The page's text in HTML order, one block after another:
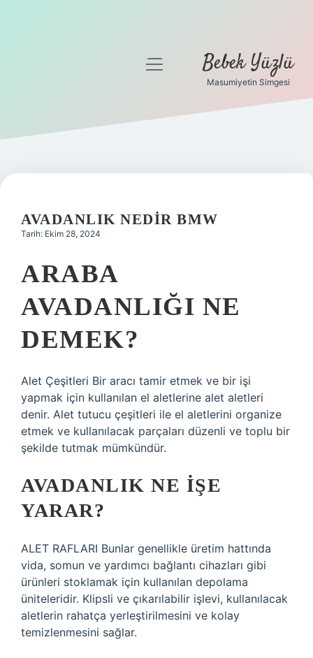
Gizlilik Politikası
Yasal Uyarı
menüyü
Bebek Yüzlü
Masumiyetin Simgesi
AVADANLIK NEDIR BMW
Tarih: Ekim 28, 2024
ARABA
AVADANLIĞI NE
DEMEK?
Alet Çeşitleri Bir aracı tamir etmek ve bir işi
yapmak için kullanılan el aletlerine alet aletleri
denir. Alet tutucu çeşitleri ile el aletlerini organize
etmek ve kullanılacak parçaları düzenli ve toplu bir
şekilde tutmak mümkündür.
AVADANLIK NE IŞE
YARAR?
ALET RAFLARI Bunlar genellikle üretim hattında
vida, somun ve yardımcı bağlantı cihazları gibi
ürünleri stoklamak için kullanılan depolama
üniteleridir. Klipsli ve çıkarılabilir işlevi, kullanılacak
aletlerin rahatça yerleştirilmesini ve kolay
temizlenmesini sağlar.